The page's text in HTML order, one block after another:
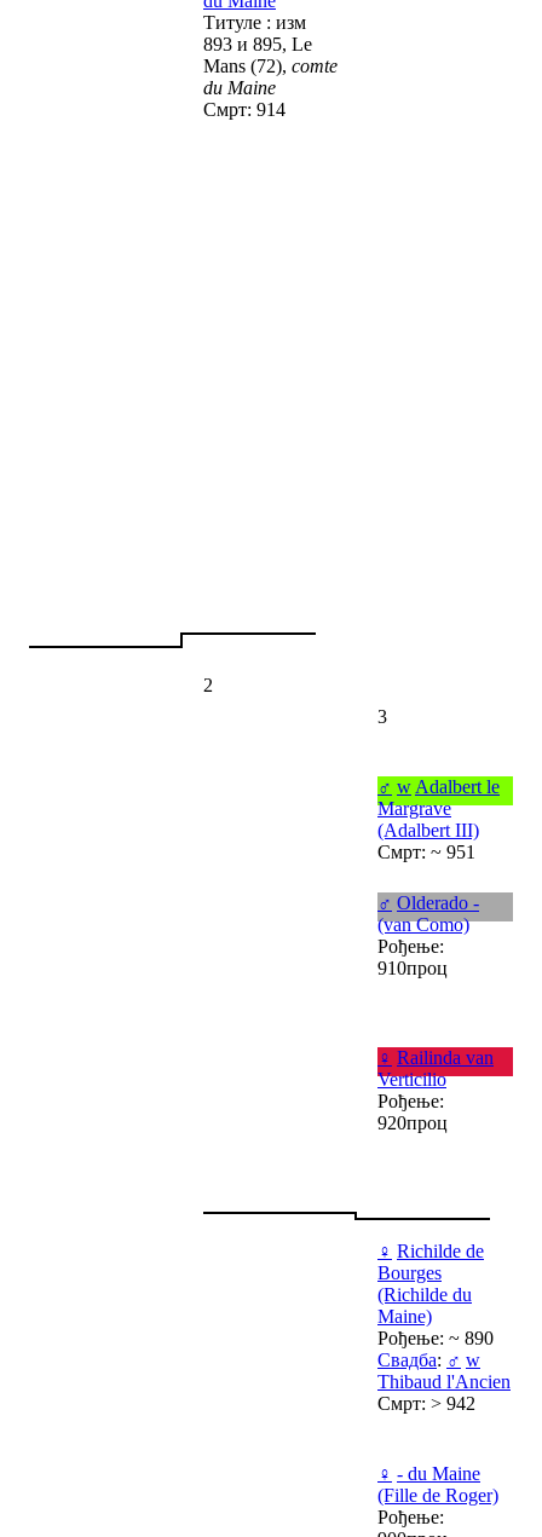
Титуле : изм
893 и 895, Le
Mans (72), comte
du Maine
Смрт: 914
2
3
♂ w Adalbert le
Margrave
(Adalbert III)
Смрт: ~ 951
♂ Olderado -
(van Como)
Рођење:
910проц
♀ Railinda van
Verticilio
Рођење:
920проц
♀ Richilde de
Bourges
(Richilde du
Maine)
Рођење: ~ 890
Свадба: ♂ w
Thibaud l'Ancien
Смрт: > 942
♀ - du Maine
(Fille de Roger)
Рођење: